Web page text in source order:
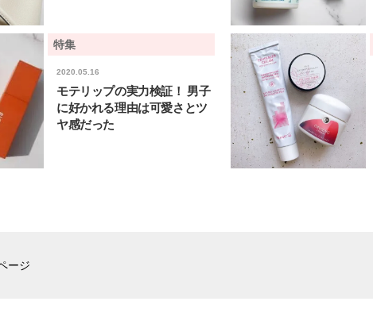
特集
2020.05.16
モテリップの実力検証！ 男子
に好かれる理由は可愛さとツ
ヤ感だった
ージ
【J’s Picks】悲しい経験でたどり
着いた…J-BOY三上龍の手放せな
い“オールインワン”アイテム〈ビ
ューティ＆ファッション夏の必需
【J’s Picks】J-GIRL早坂萌香の
徹底した日焼けケア！ でも、いち
ばん大切なのは…〈ビューティ＆
ファッション夏の必需品〉
【注目アーティストRainy。っ